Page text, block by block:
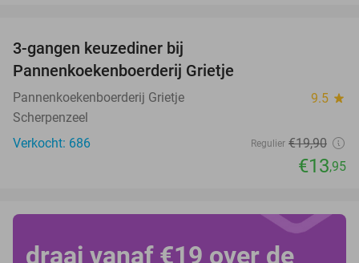
3-gangen keuzediner bij
Pannenkoekenboerderij Grietje
Pannenkoekenboerderij Grietje 9.5 star
Scherpenzeel
Verkocht: 686
Regulier €19,90
€13,95
draai vanaf €19 over de